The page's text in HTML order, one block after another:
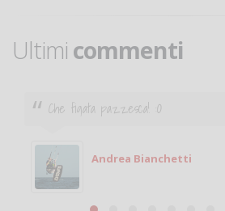
Ultimi commenti
Ciao. Sono a Treviglio da poco e
giocare. Se sei in zona e puoi
Michele
Michele Miglionico